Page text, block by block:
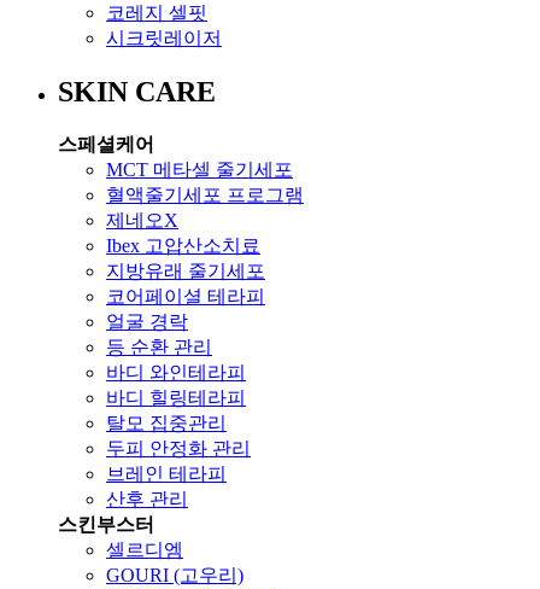
코레지 셀핏
시크릿레이저
SKIN CARE
스페셜케어
MCT 메타셀 줄기세포
혈액줄기세포 프로그램
제네오X
Ibex 고압산소치료
지방유래 줄기세포
코어페이셜 테라피
얼굴 경락
등 순환 관리
바디 와인테라피
바디 힐링테라피
탈모 집중관리
두피 안정화 관리
브레인 테라피
산후 관리
스킨부스터
셀르디엠
GOURI (고우리)